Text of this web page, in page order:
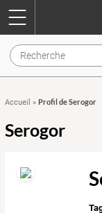
Accueil » Profil de Serogor
Serogor